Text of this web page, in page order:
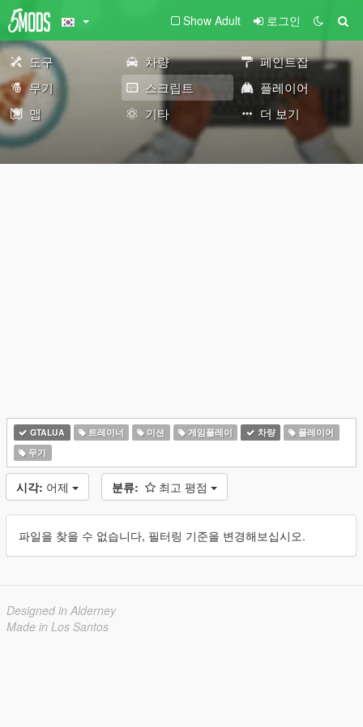
Show Adult 로그인
도구 차량
페인트잡
무기
스크립트
플레이어
맵
기타 더 보기
GTALUA 트레이너 미션 게임플레이 차량
플레이어
무기
시각: 어제 분류: 최고 평점
파일을 찾을 수 없습니다, 필터링 기준을 변경해보십시오.
Designed in Alderney
Made in Los Santos